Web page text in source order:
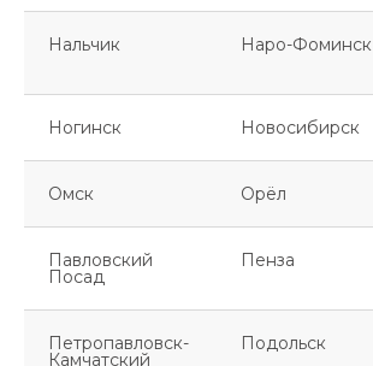
Нальчик Наро-Фоминск
Ногинск Новосибирск
Омск Орёл
Павловский
Посад
Пенза
Петропавловск-
Камчатский
Подольск